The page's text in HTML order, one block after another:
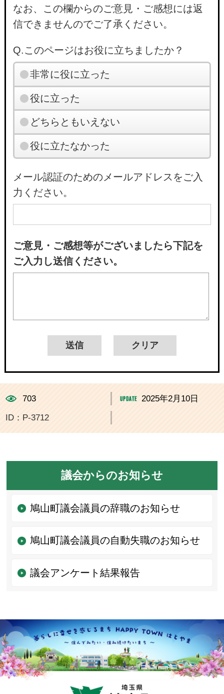
なお、この欄からのご意見・ご感想には返
信できませんのでご了承ください。
Q.このページはお役に立ちましたか？
非常に役に立った
役に立った
どちらともいえない
役に立たなかった
メール認証のためのメールアドレスをご入
力ください。
ご意見・ご感想等がございましたら下記を
ご入力し送信ください。
703 2025年2月10日
ID：P-3712
議会からのお知らせ
鳩山町議会議員の辞職のお知らせ
鳩山町議会議員の自動失職のお知らせ
議会アンケート結果報告